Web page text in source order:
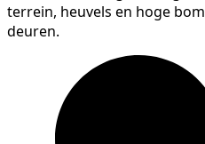
terrein, heuvels en hoge
deuren.